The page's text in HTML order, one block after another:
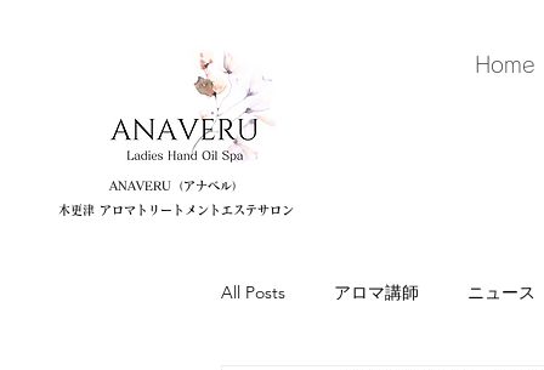
ANAVERU（アナベル）
木更津 アロマトリートメントエステサロン
Home
All Posts アロマ講師 ニュース